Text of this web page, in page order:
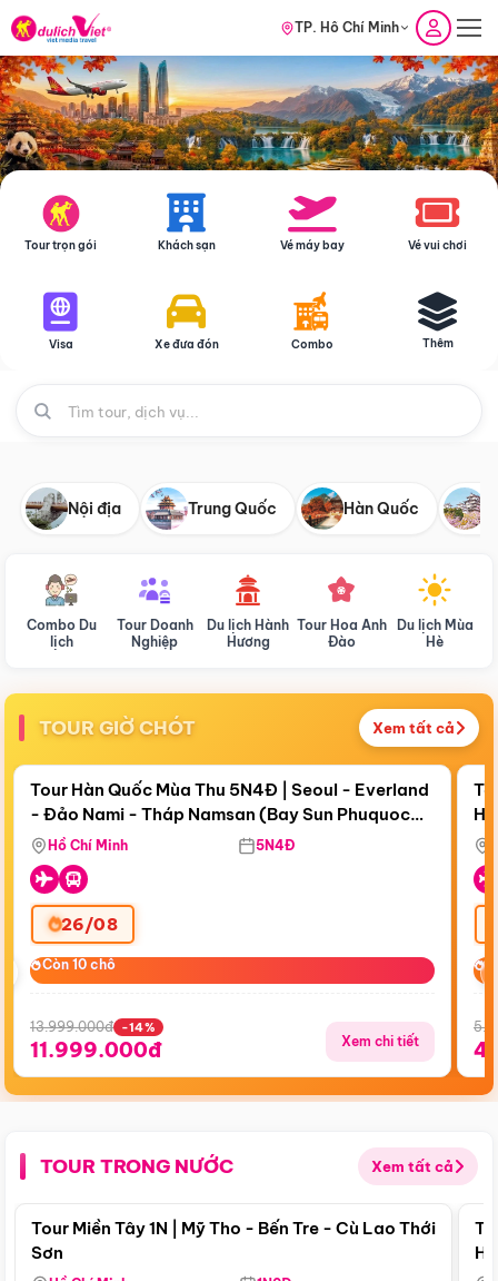
TP. Hồ Chí Minh
Tour trọn gói Khách sạn Vé máy bay Vé vui chơi
Visa Xe đưa đón Combo Thêm
Nội địa Trung Quốc Hàn Quốc
Combo Du
lịch
Tour Doanh
Nghiệp
Du lịch Hành
Hương
Tour Hoa Anh
Đào
Du lịch Mùa
Hè
TOUR GIỜ CHÓT Xem tất cả
Còn18 ngày 12:02:27
Bay Sun Phuquoc Airways
Điểm nổi bật
Tour Hàn Quốc Mùa Thu 5N4Đ | Seoul - Everland
- Đảo Nami - Tháp Namsan (Bay Sun Phuquoc
Airways)
Hồ Chí Minh 5N4Đ
26/08
Còn 10 chỗ
Còn 10 chỗ
13.999.000đ -14%
11.999.000đ Xem chi tiết
TOUR TRONG NƯỚC Xem tất cả
Điểm nổi bật
Tour Miền Tây 1N | Mỹ Tho - Bến Tre - Cù Lao Thới
Sơn